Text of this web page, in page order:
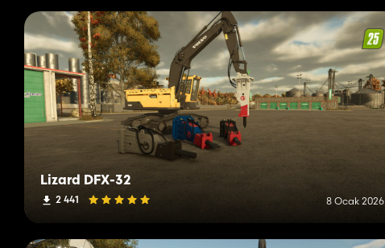
Lizard DFX-32
2 441 8 Ocak 2026